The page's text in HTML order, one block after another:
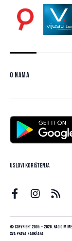
O nama
Uslovi korištenja
© Copyright 2005. - 2026. Radio M
Sva prava zadržana.